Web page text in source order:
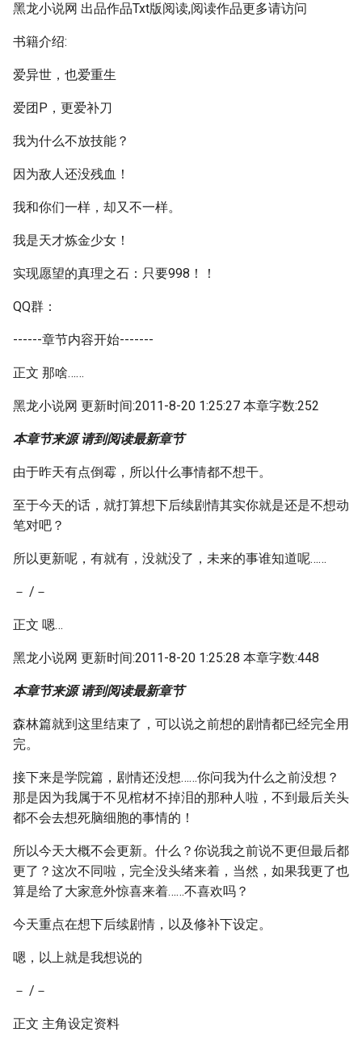
黑龙小说网 出品作品Txt版阅读,阅读作品更多请访问
书籍介绍:
爱异世，也爱重生
爱团P，更爱补刀
我为什么不放技能？
因为敌人还没残血！
我和你们一样，却又不一样。
我是天才炼金少女！
实现愿望的真理之石：只要998！！
QQ群：
------章节内容开始-------
正文 那啥……
黑龙小说网 更新时间:2011-8-20 1:25:27 本章字数:252
本章节来源 请到阅读最新章节
由于昨天有点倒霉，所以什么事情都不想干。
至于今天的话，就打算想下后续剧情其实你就是还是不想动
笔对吧？
所以更新呢，有就有，没就没了，未来的事谁知道呢……
－ /－
正文 嗯…
黑龙小说网 更新时间:2011-8-20 1:25:28 本章字数:448
本章节来源 请到阅读最新章节
森林篇就到这里结束了，可以说之前想的剧情都已经完全用
完。
接下来是学院篇，剧情还没想……你问我为什么之前没想？
那是因为我属于不见棺材不掉泪的那种人啦，不到最后关头
都不会去想死脑细胞的事情的！
所以今天大概不会更新。什么？你说我之前说不更但最后都
更了？这次不同啦，完全没头绪来着，当然，如果我更了也
算是给了大家意外惊喜来着……不喜欢吗？
今天重点在想下后续剧情，以及修补下设定。
嗯，以上就是我想说的
－ /－
正文 主角设定资料